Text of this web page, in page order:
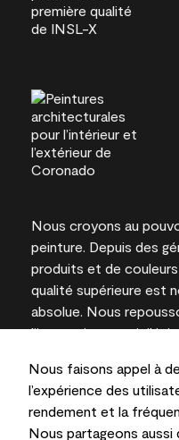
Nous faisons appel à
l’expérience des
rendement et la
Nous partageons aussi
Nous croyons au
peinture. Depuis des
produits et de couleurs
qualité supérieure est
absolue. Nous
l’innovation et
l’expertise locale.